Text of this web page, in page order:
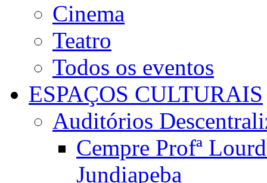
Cinema
Teatro
Todos os eventos
ESPAÇOS CULTURAIS
Auditórios
Cempre Profª
Jundiapeba